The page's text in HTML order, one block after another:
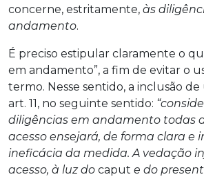
concerne, estritamente, às
andamento.
É preciso estipular claramente o
em andamento”, a fim de evitar o
termo. Nesse sentido, a inclusão
art. 11, no seguinte sentido:
diligências em andamento todas
acesso ensejará, de forma clara e
ineficácia da medida. A vedação
acesso, à luz do caput e do